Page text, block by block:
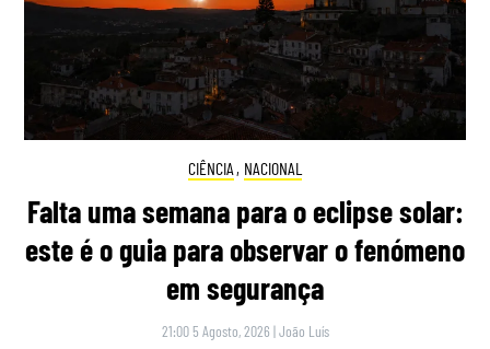
CIÊNCIA , NACIONAL
Falta uma semana para o eclipse solar:
este é o guia para observar o fenómeno
em segurança
21:00 5 Agosto, 2026 |João Luís